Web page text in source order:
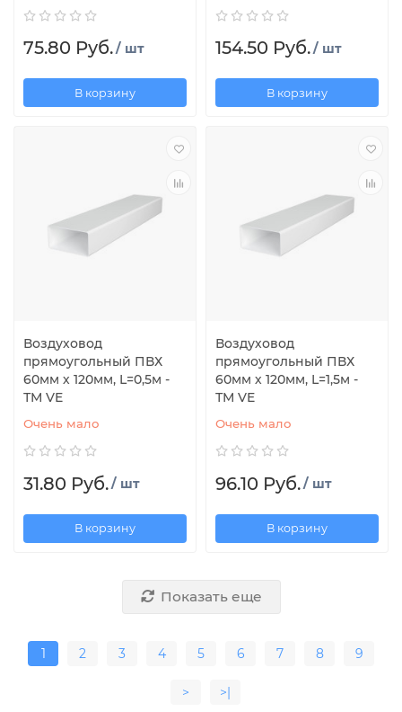
75.80 Руб./ шт
В корзину
154.50 Руб./ шт
В корзину
Воздуховод
прямоугольный ПВХ
60мм х 120мм, L=0,5м -
ТМ VE
Очень мало
31.80 Руб./ шт
В корзину
Воздуховод
прямоугольный ПВХ
60мм х 120мм, L=1,5м -
ТМ VE
Очень мало
96.10 Руб./ шт
В корзину
Показать еще
1 2 3 4 5 6 7 8 9
> >|